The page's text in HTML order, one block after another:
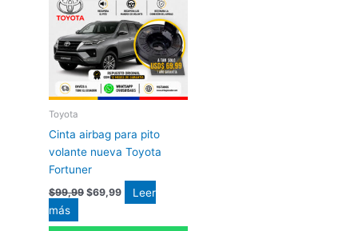
Toyota
Cinta airbag para pito
volante nueva Toyota
Fortuner
$99,99
era:
$99,99.
$69,99
es:
$69,99.
Leer
más